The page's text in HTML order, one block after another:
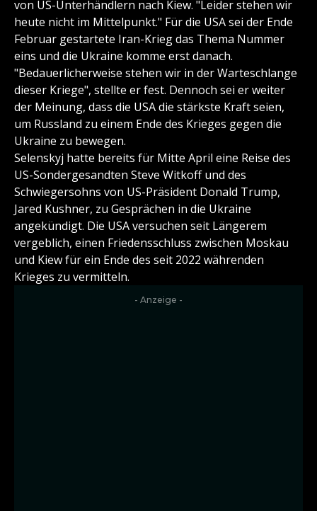
von US-Unterhändlern nach Kiew. "Leider stehen wir
heute nicht im Mittelpunkt." Für die USA sei der Ende
Februar gestartete Iran-Krieg das Thema Nummer
eins und die Ukraine komme erst danach.
"Bedauerlicherweise stehen wir in der Warteschlange
dieser Kriege", stellte er fest. Dennoch sei er weiter
der Meinung, dass die USA die stärkste Kraft seien,
um Russland zu einem Ende des Krieges gegen die
Ukraine zu bewegen.
Selenskyj hatte bereits für Mitte April eine Reise des
US-Sondergesandten Steve Witkoff und des
Schwiegersohns von US-Präsident Donald Trump,
Jared Kushner, zu Gesprächen in die Ukraine
angekündigt. Die USA versuchen seit Längerem
vergeblich, einen Friedensschluss zwischen Moskau
und Kiew für ein Ende des seit 2022 währenden
Krieges zu vermitteln.
- Anzeige -